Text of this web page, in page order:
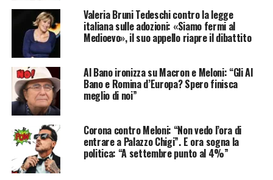
Valeria Bruni Tedeschi contro la legge
italiana sulle adozioni: «Siamo fermi al
Medioevo», il suo appello riapre il dibattito
Al Bano ironizza su Macron e Meloni: “Gli Al
Bano e Romina d’Europa? Spero finisca
meglio di noi”
Corona contro Meloni: “Non vedo l’ora di
entrare a Palazzo Chigi”. E ora sogna la
politica: “A settembre punto al 4%”